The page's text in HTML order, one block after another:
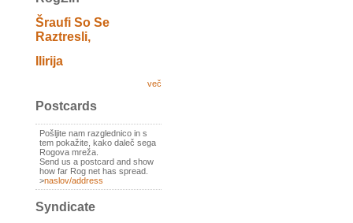
Šraufi So Se
Raztresli,
Ilirija
več
Postcards
Pošljite nam razglednico in s
tem pokažite, kako daleč sega
Rogova mreža.
Send us a postcard and show
how far Rog net has spread.
>naslov/address
Syndicate